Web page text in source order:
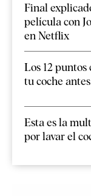
Final
película con
en Netflix
Los 12 puntos
tu coche
Esta es la
por lavar el